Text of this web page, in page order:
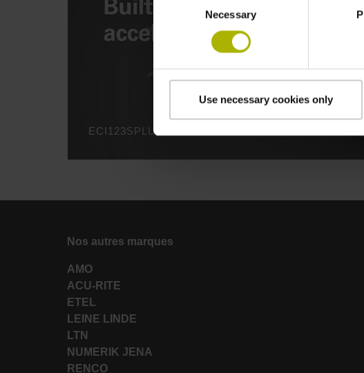
Necessary
Use necessary cookies only
ECI123SPLUS EN
Nos autres marques
AMO
ACU-RITE
ETEL
LEINE LINDE
LTN
NUMERIK JENA
RENCO